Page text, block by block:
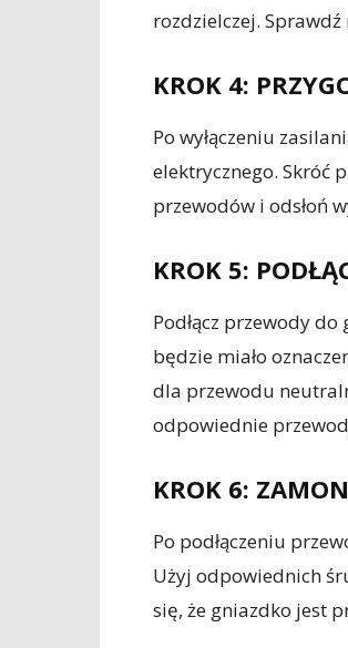
rozdzielczej. Sprawdź
KROK 4:
Po wyłączeniu
elektrycznego. Skróć
przewodów i odsłoń
KROK 5:
Podłącz przewody
będzie miało
dla przewodu
odpowiednie
KROK 6:
Po podłączeniu
Użyj odpowiednich
się, że gniazdko jest